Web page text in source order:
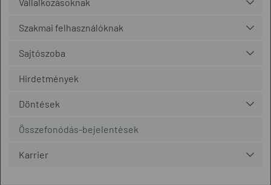
Szakmai felhasználóknak
Sajtószoba
Hirdetmények
Döntések
Összefonódás-bejelentések
Karrier